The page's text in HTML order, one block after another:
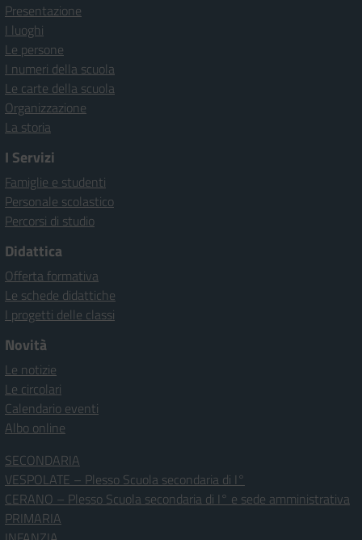
Presentazione
I luoghi
Le persone
I numeri della scuola
Le carte della scuola
Organizzazione
La storia
I Servizi
Famiglie e studenti
Personale scolastico
Percorsi di studio
Didattica
Offerta formativa
Le schede didattiche
I progetti delle classi
Novità
Le notizie
Le circolari
Calendario eventi
Albo online
SECONDARIA
VESPOLATE – Plesso Scuola secondaria di I°
CERANO – Plesso Scuola secondaria di I° e sede amministrativa
PRIMARIA